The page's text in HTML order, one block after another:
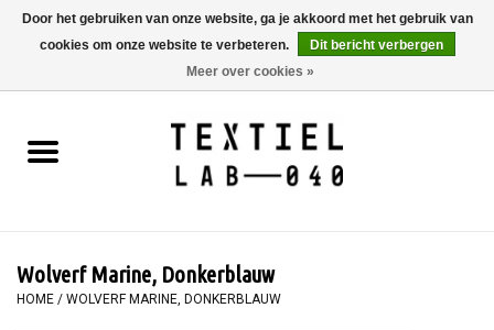
0 Artikelen - €0,00
BOEKEN
SCHILDEREN
Wolverf Marine, Donkerblauw
HOME / WOLVERF MARINE, DONKERBLAUW
Door het gebruiken van onze website, ga je akkoord met het gebruik van
cookies om onze website te verbeteren.
Dit bericht verbergen
Meer over cookies »